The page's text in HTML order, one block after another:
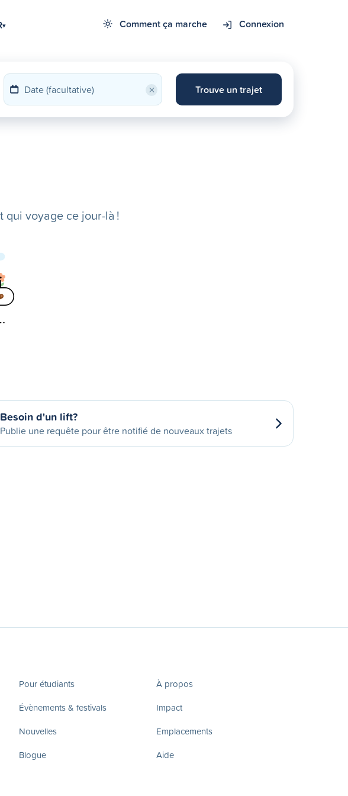
▾ Comment ça marche Connexion
× Trouve un trajet
qui voyage ce jour-là !
Besoin d'un lift?
Publie une requête pour être notifié de nouveaux trajets
Pour étudiants
Évènements & festivals
Nouvelles
Blogue
À propos
Impact
Emplacements
Aide